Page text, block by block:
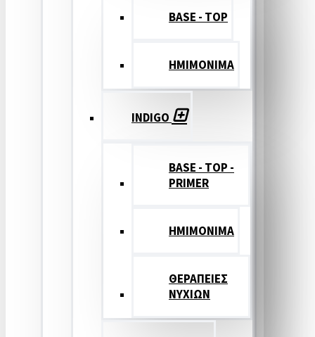
BASE - TOP
ΗΜΙΜΟΝΙΜΑ
INDIGO
BASE - TOP -
PRIMER
HMIMONIMA
ΘΕΡΑΠΕΙΕΣ
ΝΥΧΙΩΝ